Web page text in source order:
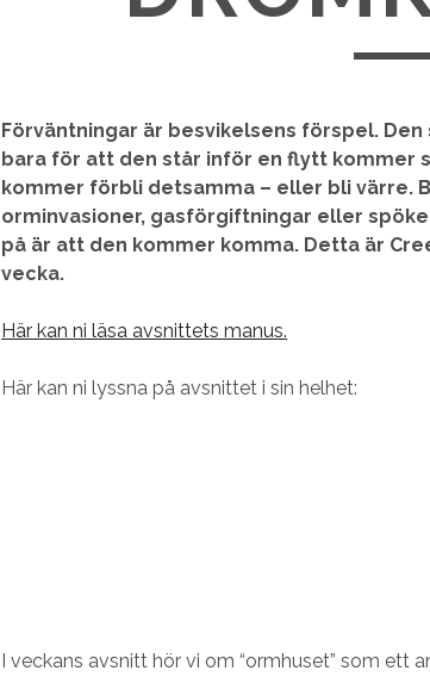
Förväntningar är besvikelsens förspel.
bara för att den står inför en flytt kommer
kommer förbli detsamma – eller bli värre.
orminvasioner, gasförgiftningar eller
på är att den kommer komma. Detta är
vecka.
Här kan ni läsa avsnittets manus.
Här kan ni lyssna på avsnittet i sin helhet:
I veckans avsnitt hör vi om “ormhuset” som ett